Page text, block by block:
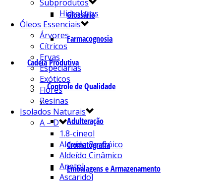
Glossário
Farmacognosia
Cadeia Produtiva
Controle de Qualidade
Adulteração
Cromatografia
Embalagens e Armazenamento
Subprodutos
Hidrolatos
Óleos Essenciais
Árvores
Cítricos
Ervas
Especiarias
Exóticos
Flores
Resinas
Isolados Naturais
A – D
1.8-cineol
Aldeído Benzóico
Aldeído Cinâmico
Anetol
Ascaridol